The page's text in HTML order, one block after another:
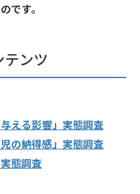
です。
ンツ
える影響」実態調査
の納得感」実態調査
態調査